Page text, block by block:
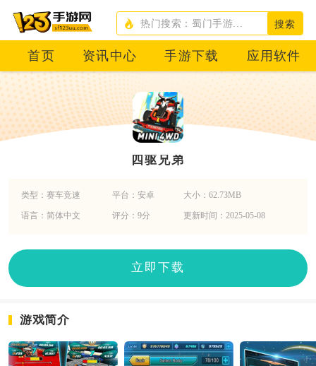
搜索
首页 资讯中心 手游下载 应用软件
四驱兄弟
类型：赛车竞速 平台：安卓 大小：62.73MB
语言：简体中文 评分：9分 更新时间：2025-05-08
立即下载
游戏简介